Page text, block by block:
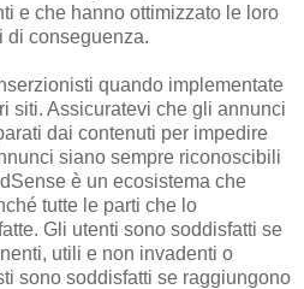
e che hanno ottimizzato le loro
di conseguenza.
quando implementate
siti. Assicuratevi che gli annunci
dai contenuti per impedire
siano sempre riconoscibili
è un ecosistema che
tutte le parti che lo
Gli utenti sono soddisfatti se
utili e non invadenti o
sono soddisfatti se raggiungono